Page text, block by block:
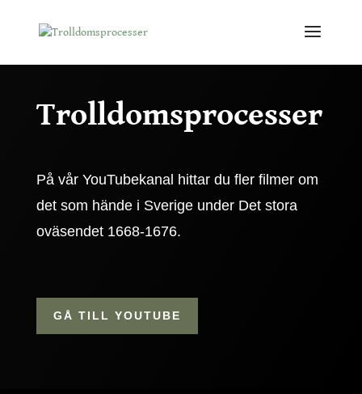
Trolldomsprocesser
På vår YouTubekanal hittar du fler filmer om
det som hände i Sverige under Det stora
oväsendet 1668-1676.
GÅ TILL YOUTUBE